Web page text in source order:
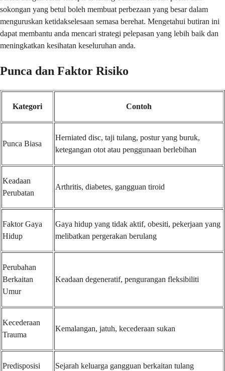
sokongan yang betul boleh membuat perbezaan yang besar dalam
menguruskan ketidakselesaan semasa berehat. Mengetahui butiran ini
dapat membantu anda mencari strategi pelepasan yang lebih baik dan
meningkatkan kesihatan keseluruhan anda.
Punca dan Faktor Risiko
Kategori Contoh
Punca Biasa
Herniated disc, taji tulang, postur yang buruk,
ketegangan otot atau penggunaan berlebihan
Keadaan
Perubatan
Arthritis, diabetes, gangguan tiroid
Faktor Gaya
Hidup
Gaya hidup yang tidak aktif, obesiti, pekerjaan yang
melibatkan pergerakan berulang
Perubahan
Berkaitan
Umur
Keadaan degeneratif, pengurangan fleksibiliti
Kecederaan
Trauma
Kemalangan, jatuh, kecederaan sukan
Predisposisi
Sejarah keluarga gangguan berkaitan tulang